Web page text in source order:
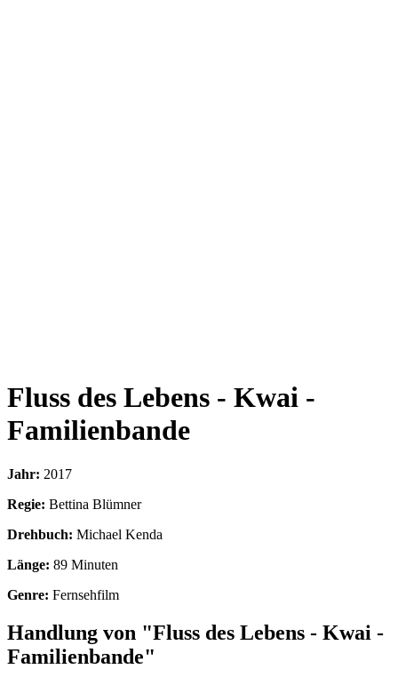
Fluss des Lebens - Kwai -
Familienbande
Jahr: 2017
Regie: Bettina Blümner
Drehbuch: Michael Kenda
Länge: 89 Minuten
Genre: Fernsehfilm
Handlung von "Fluss des Lebens - Kwai -
Familienbande"